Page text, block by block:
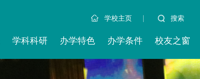
学校主页 | 搜索
学科科研 办学特色 办学条件 校友之窗